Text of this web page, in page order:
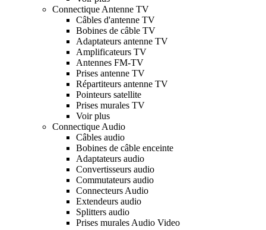
Connectique Antenne TV
Câbles d'antenne TV
Bobines de câble TV
Adaptateurs antenne TV
Amplificateurs TV
Antennes FM-TV
Prises antenne TV
Répartiteurs antenne TV
Pointeurs satellite
Prises murales TV
Voir plus
Connectique Audio
Câbles audio
Bobines de câble enceinte
Adaptateurs audio
Convertisseurs audio
Commutateurs audio
Connecteurs Audio
Extendeurs audio
Splitters audio
Prises murales Audio Video